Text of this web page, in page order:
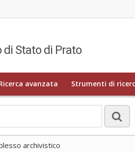
di Stato di Prato
avanzata Strumenti di
archivistico